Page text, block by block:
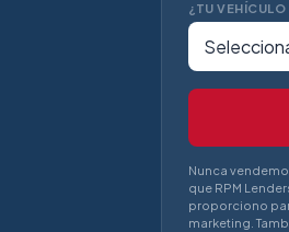
¿TU
Nunca
que RPM
proporciono
marketing.